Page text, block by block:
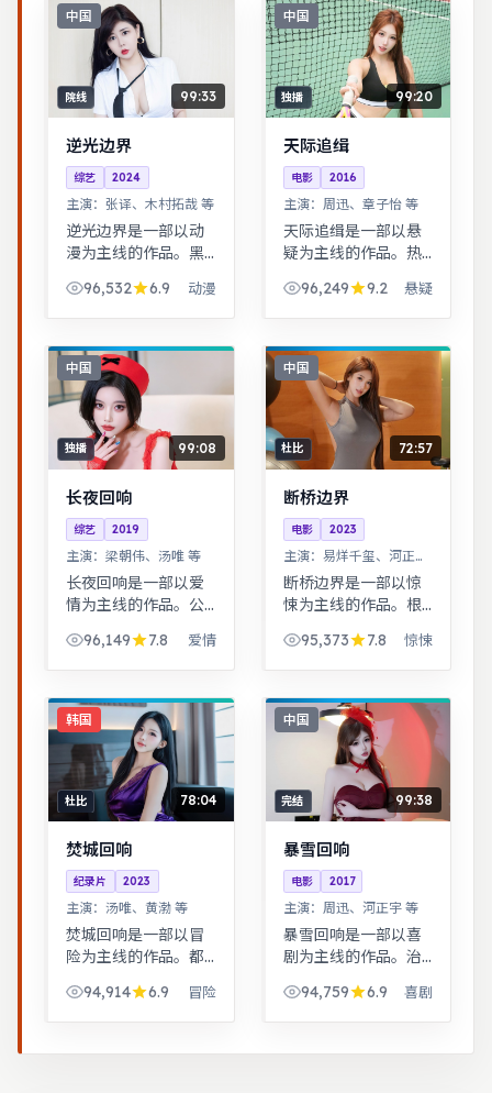
平衡议题，台词犀
利，共鸣感强。
中爆发，情感冲击力
足。
中国
院线 99:33
逆光边界
综艺 2024
主演： 张译、木村拓哉 等
逆光边界是一部以动
漫为主线的作品。黑
言，荒诞中见真实。
根据真实事件改编，
而富有张力。
96,532 6.9 动漫
中国
独播 99:20
天际追缉
电影 2016
主演： 周迅、章子怡 等
天际追缉是一部以悬
疑为主线的作品。热
与信念贯穿始终，适
合全家观看。女性视
衡议题，台词犀利，
共鸣感强。
96,249 9.2 悬疑
中国
独播 99:08
长夜回响
综艺 2019
主演： 梁朝伟、汤唯 等
长夜回响是一部以爱
情为主线的作品。公
遇，配乐与风景共同
构成情绪主线。治愈
缓，适合放松解压观
看。
96,149 7.8 爱情
中国
杜比 72:57
断桥边界
电影 2023
主演： 易烊千玺、河正宇
等
断桥边界是一部以惊
悚为主线的作品。根
实感强，表演克制而
富有张力。黑色幽默
中见真实。
95,373 7.8 惊悚
韩国
杜比 78:04
焚城回响
纪录片 2023
主演： 汤唯、黄渤 等
焚城回响是一部以冒
险为主线的作品。都
中走近彼此，笑泪交
织的成长故事。跨时
94,914 6.9 冒险
中国
完结 99:38
暴雪回响
电影 2017
主演： 周迅、河正宇 等
暴雪回响是一部以喜
剧为主线的作品。治
缓，适合放松解压观
看。奇幻世界观完
94,759 6.9 喜剧